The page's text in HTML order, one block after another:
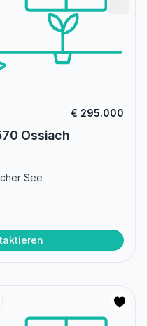
€ 295.000
Ossiach
See